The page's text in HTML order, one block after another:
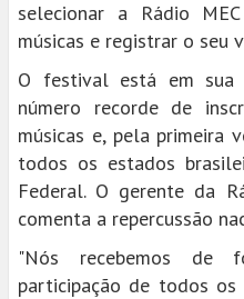
selecionar a Rádio
músicas e registrar o seu
O festival está em sua
número recorde de
músicas e, pela primeira
todos os estados
Federal. O gerente da
comenta a repercussão
"Nós recebemos de
participação de todos